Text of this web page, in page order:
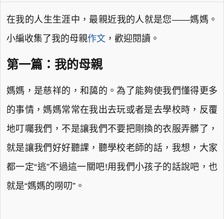
在我的人生生涯中，最親近我的人就是您——媽媽。
小編收集了我的母親作文 ，歡迎閱讀。
第一篇：我的母親
媽媽，是慈祥的，和藹的。為了能夠使我們懂得更多
的事情，媽媽常常在我出去玩或者是去學校時，反覆
地叮囑我們，不是讓我們不要把剛換的衣服弄髒了，
就是讓我們好好聽課，聽學校老師的話，我想，大家
都一定“逃”不過這一關吧!用我們小孩子的話說吧，也
就是“媽媽的嘮叨”。